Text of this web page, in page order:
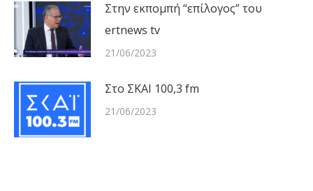
Στην εκπομπή “επίλογος” του
ertnews tv
21/06/2023
Στο ΣΚΑΙ 100,3 fm
21/06/2023